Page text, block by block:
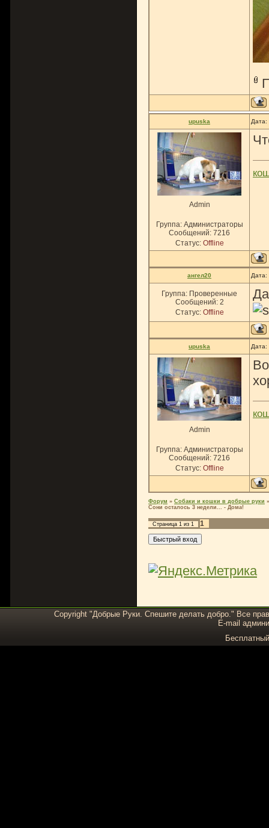
upuska
Admin
Группа: Администраторы
Сообщений: 7216
Статус: Offline
ангел20
Группа: Проверенные
Сообщений: 2
Статус: Offline
upuska
Admin
Группа: Администраторы
Сообщений: 7216
Статус: Offline
Форум » Собаки и кошки в добрые руки »
Сони осталось 3 недели... - Дома!
Страница 1 из 1 1
Copyright "Добрые Руки. Спешите делать добро." Все
E-mail